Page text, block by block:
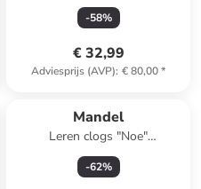
-58%
€ 32,99
Adviesprijs (AVP): € 80,00*
Mandel
Leren clogs "Noe"
donkerblauw
-62%